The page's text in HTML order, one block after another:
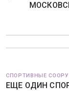
СПОРТИВНЫЕ
ЕЩЕ ОДИН